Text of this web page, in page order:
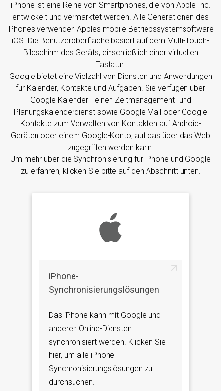
iPhone ist eine Reihe von Smartphones, die von Apple Inc.
entwickelt und vermarktet werden. Alle Generationen des
iPhones verwenden Apples mobile Betriebssystemsoftware
iOS. Die Benutzeroberfläche basiert auf dem Multi-Touch-
Bildschirm des Geräts, einschließlich einer virtuellen
Tastatur.
Google bietet eine Vielzahl von Diensten und Anwendungen
für Kalender, Kontakte und Aufgaben. Sie verfügen über
Google Kalender - einen Zeitmanagement- und
Planungskalenderdienst sowie Google Mail oder Google
Kontakte zum Verwalten von Kontakten auf Android-
Geräten oder einem Google-Konto, auf das über das Web
zugegriffen werden kann.
Um mehr über die Synchronisierung für iPhone und Google
zu erfahren, klicken Sie bitte auf den Abschnitt unten.
iPhone-
Synchronisierungslösungen
Das iPhone kann mit Google und
anderen Online-Diensten
synchronisiert werden. Klicken Sie
hier, um alle iPhone-
Synchronisierungslösungen zu
durchsuchen.